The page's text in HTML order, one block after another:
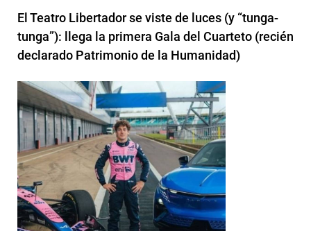
El Teatro Libertador se viste de luces (y “tunga-
tunga”): llega la primera Gala del Cuarteto (recién
declarado Patrimonio de la Humanidad)